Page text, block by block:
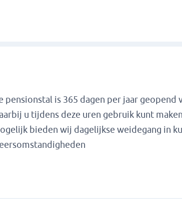
pensionstal is 365 dagen per jaar geopend
u tijdens deze uren gebruik kunt
bieden wij dagelijkse weidegang in